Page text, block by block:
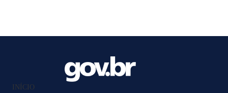
INÍCIO